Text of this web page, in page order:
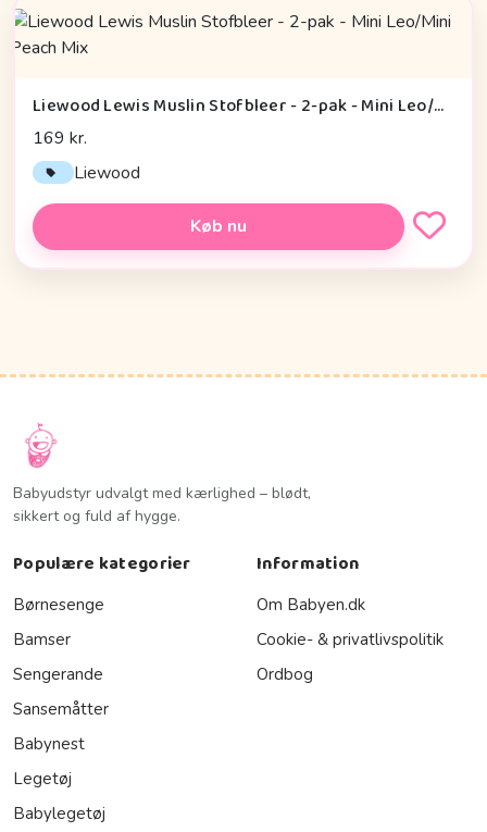
Liewood Lewis Muslin Stofbleer - 2-pak - Mini Leo/Mini Peach Mix
169 kr.
Liewood
Køb nu
Babyudstyr udvalgt med kærlighed – blødt,
sikkert og fuld af hygge.
Populære kategorier
Børnesenge
Bamser
Sengerande
Sansemåtter
Babynest
Legetøj
Babylegetøj
Information
Om Babyen.dk
Cookie- & privatlivspolitik
Ordbog